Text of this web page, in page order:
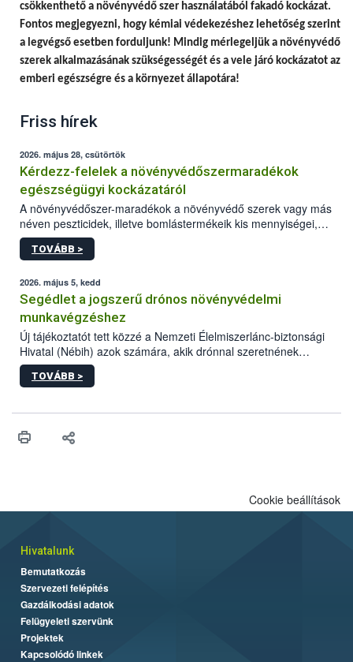
csökkenthető a növényvédő szer használatából fakadó kockázat.
Fontos megjegyezni, hogy kémiai védekezéshez lehetőség szerint
a legvégső esetben forduljunk! Mindig mérlegeljük a növényvédő
szerek alkalmazásának szükségességét és a vele járó kockázatot az
emberi egészségre és a környezet állapotára!
Friss hírek
2026. május 28, csütörtök
Kérdezz-felelek a növényvédőszermaradékok
egészségügyi kockázatáról
A növényvédőszer-maradékok a növényvédő szerek vagy más
néven peszticidek, illetve bomlástermékeik kis mennyiségei,
melyek a terményekben vagy azok felületén a betakarítást,
szüretelést, illetve tárolást követően is megmaradhatnak. Az
mennyiségének esetenként a kezelt terményeken is jelen kell
lennie. Nem minden élelmiszer tartalmaz szermaradékot.
Azokban az élelmiszerekben is, melyekben kimutathatóak,
általában csak nagyon kis mennyiségben vannak jelen, így nem
jelenthetnek kockázatot a fogyasztó egészségére nézve.
TOVÁBB >
2026. május 5, kedd
Segédlet a jogszerű drónos növényvédelmi
munkavégzéshez
Új tájékoztatót tett közzé a Nemzeti Élelmiszerlánc-biztonsági
Hivatal (Nébih) azok számára, akik drónnal szeretnének
növényvédelmi vagy tápanyag-gazdálkodási tevékenységet
végezni Magyarországon. Az összefoglaló részletesen
műszaki és hatósági feltételek.
TOVÁBB >
Cookie beállítások
Hivatalunk
Bemutatkozás
Szervezeti felépítés
Gazdálkodási adatok
Felügyeleti szervünk
Projektek
Kapcsolódó linkek